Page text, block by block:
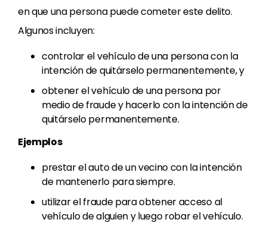
en que una persona puede cometer este delito.
Algunos incluyen:
controlar el vehículo de una persona con la
intención de quitárselo permanentemente, y
obtener el vehículo de una persona por
medio de fraude y hacerlo con la intención de
quitárselo permanentemente.
Ejemplos
prestar el auto de un vecino con la intención
de mantenerlo para siempre.
utilizar el fraude para obtener acceso al
vehículo de alguien y luego robar el vehículo.